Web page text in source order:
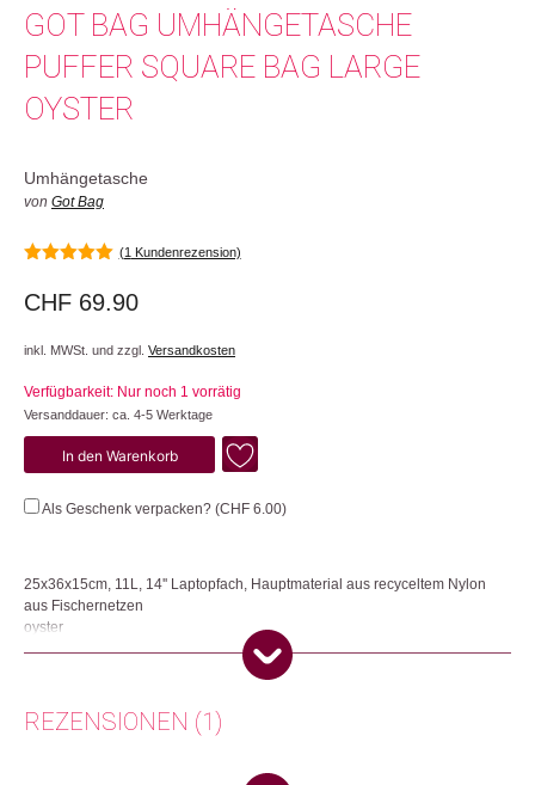
GOT BAG UMHÄNGETASCHE
PUFFER SQUARE BAG LARGE
OYSTER
Umhängetasche
von Got Bag
(1 Kundenrezension)
CHF 69.90
inkl. MWSt. und zzgl. Versandkosten
Verfügbarkeit: Nur noch 1 vorrätig
Versanddauer: ca. 4-5 Werktage
Puffer
Square
Bag
In den Warenkorb
Als Geschenk verpacken? (CHF 6.00)
25x36x15cm, 11L, 14'' Laptopfach, Hauptmaterial aus recyceltem Nylon
aus Fischernetzen
oyster
Deine neue Schultertasche mit RE:NYNET®-Material bietet genügend
Magazins. Das RE:NYNET® Hauptmaterial besteht aus recycelten
Fischernetzen, das Innenmaterial und die Reissverschlüsse aus
recyceltem PET, das Klett aus PET und die Wattierung aus recyceltem
REZENSIONEN (1)